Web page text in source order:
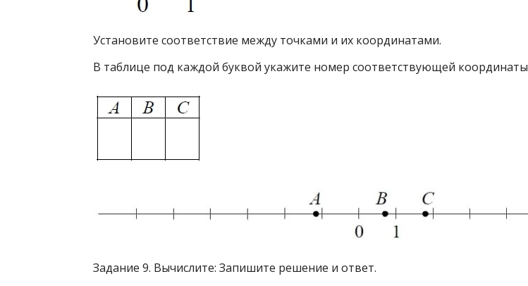
Установите соответствие между точками и их координатами.
В таблице под каждой буквой укажите номер соответствующей
Задание 9. Вычислите: Запишите решение и ответ.